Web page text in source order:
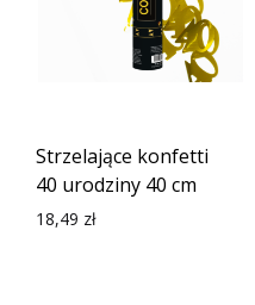
Strzelające konfetti
40 urodziny 40 cm
18,49 zł